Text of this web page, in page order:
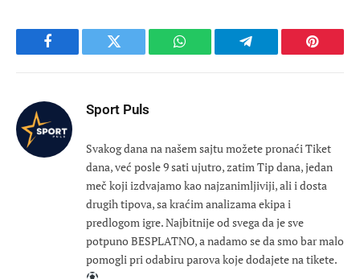
Facebook Twitter WhatsApp Telegram
Sport Puls
Svakog dana na našem sajtu možete pronaći Tiket
dana, već posle 9 sati ujutro, zatim Tip dana, jedan
meč koji izdvajamo kao najzanimljiviji, ali i dosta
drugih tipova, sa kraćim analizama ekipa i
predlogom igre. Najbitnije od svega da je sve
potpuno BESPLATNO, a nadamo se da smo bar malo
pomogli pri odabiru parova koje dodajete na tikete.